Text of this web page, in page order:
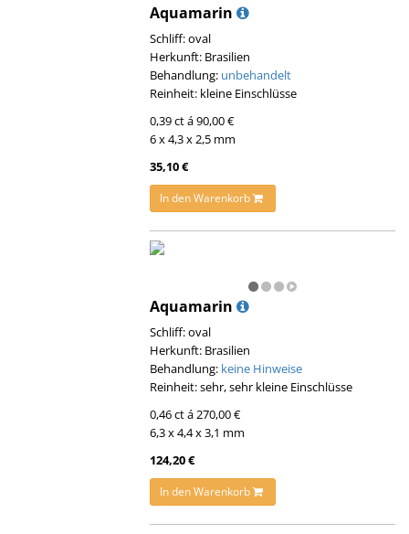
Aquamarin
Schliff: oval
Herkunft: Brasilien
Behandlung: unbehandelt
Reinheit: kleine Einschlüsse
0,39 ct á 90,00 €
6 x 4,3 x 2,5 mm
35,10 €
In den Warenkorb
Aquamarin
Schliff: oval
Herkunft: Brasilien
Behandlung: keine Hinweise
Reinheit: sehr, sehr kleine Einschlüsse
0,46 ct á 270,00 €
6,3 x 4,4 x 3,1 mm
124,20 €
In den Warenkorb